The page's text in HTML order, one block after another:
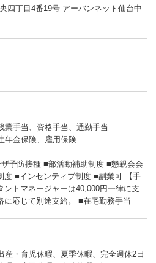
丁目4番19号 アーバンネット仙台中
業手当、資格手当、通勤手当
年金保険、雇用保険
予防接種 ■部活動補助制度 ■懇親会会
度 ■インセンティブ制度 ■副業可 【手
ントマネージャーは40,000円一律に支
に応じて別途支給。 ■在宅勤務手当
産・育児休暇、夏季休暇、完全週休2日